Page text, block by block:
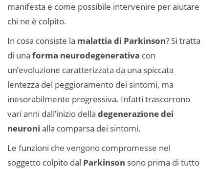
manifesta e come possibile intervenire per aiutare
chi ne è colpito.
In cosa consiste la malattia di Parkinson? Si tratta
di una forma neurodegenerativa con
un’evoluzione caratterizzata da una spiccata
lentezza del peggioramento dei sintomi, ma
inesorabilmente progressiva. Infatti trascorrono
vari anni dall’inizio della degenerazione dei
neuroni alla comparsa dei sintomi.
Le funzioni che vengono compromesse nel
soggetto colpito dal Parkinson sono prima di tutto